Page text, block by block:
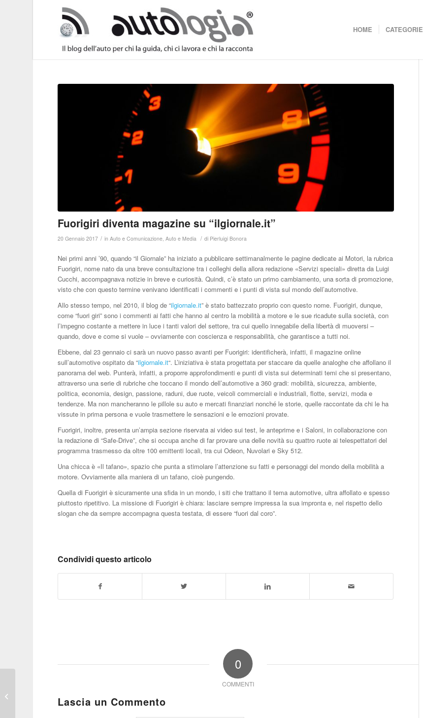
HOME CATEGORIE
Fuorigiri diventa magazine su “ilgiornale.it”
20 Gennaio 2017 / inAuto e Comunicazione,Auto e Media / di Pierluigi Bonora
Nei primi anni ’90, quando “il Giornale” ha iniziato a pubblicare settimanalmente le pagine dedicate ai Motori, la rubrica
Fuorigiri, nome nato da una breve consultazione tra i colleghi della allora redazione «Servizi speciali» diretta da Luigi
Cucchi, accompagnava notizie in breve e curiosità. Quindi, c’è stato un primo cambiamento, una sorta di promozione,
visto che con questo termine venivano identificati i commenti e i punti di vista sul mondo dell’automotive.
Allo stesso tempo, nel 2010, il blog de “ilgiornale.it” è stato battezzato proprio con questo nome. Fuorigiri, dunque,
come “fuori giri” sono i commenti ai fatti che hanno al centro la mobilità a motore e le sue ricadute sulla società, con
l’impegno costante a mettere in luce i tanti valori del settore, tra cui quello innegabile della libertà di muoversi –
quando, dove e come si vuole – ovviamente con coscienza e responsabilità, che garantisce a tutti noi.
Ebbene, dal 23 gennaio ci sarà un nuovo passo avanti per Fuorigiri: identificherà, infatti, il magazine online
sull’automotive ospitato da “ilgiornale.it“. L’iniziativa è stata progettata per staccare da quelle analoghe che affollano il
panorama del web. Punterà, infatti, a proporre approfondimenti e punti di vista sui determinati temi che si presentano,
attraverso una serie di rubriche che toccano il mondo dell’automotive a 360 gradi: mobilità, sicurezza, ambiente,
politica, economia, design, passione, raduni, due ruote, veicoli commerciali e industriali, flotte, servizi, moda e
tendenze. Ma non mancheranno le pillole su auto e mercati finanziari nonché le storie, quelle raccontate da chi le ha
vissute in prima persona e vuole trasmettere le sensazioni e le emozioni provate.
Fuorigiri, inoltre, presenta un’ampia sezione riservata ai video sui test, le anteprime e i Saloni, in collaborazione con
la redazione di “Safe-Drive”, che si occupa anche di far provare una delle novità su quattro ruote ai telespettatori del
programma trasmesso da oltre 100 emittenti locali, tra cui Odeon, Nuvolari e Sky 512.
Una chicca è «Il tafano», spazio che punta a stimolare l’attenzione su fatti e personaggi del mondo della mobilità a
motore. Ovviamente alla maniera di un tafano, cioè pungendo.
Quella di Fuorigiri è sicuramente una sfida in un mondo, i siti che trattano il tema automotive, ultra affollato e spesso
piuttosto ripetitivo. La missione di Fuorigiri è chiara: lasciare sempre impressa la sua impronta e, nel rispetto dello
slogan che da sempre accompagna questa testata, di essere “fuori dal coro”.
Condividi questo articolo
0
COMMENTI
Lascia un Commento